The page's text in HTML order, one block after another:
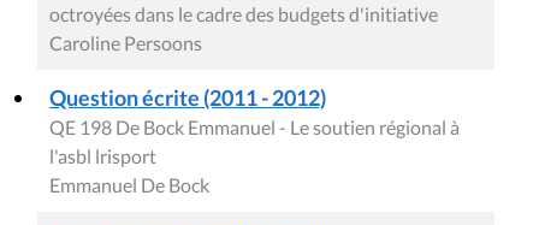
octroyées dans le cadre des budgets d'initiative
Caroline Persoons
Question écrite (2011 - 2012)
QE 198 De Bock Emmanuel - Le soutien régional à
l'asbl lrisport
Emmanuel De Bock